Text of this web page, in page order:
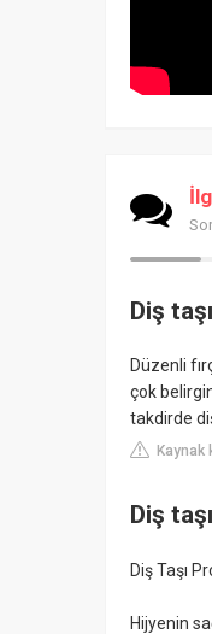
Diş
Düzenli
çok
takdirde
Kaynak
Diş
Diş Taşı
Hijyenin